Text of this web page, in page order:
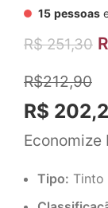
15 pessoas
R$251,30
R$212,90
R$
Economize
Tipo: Tinto